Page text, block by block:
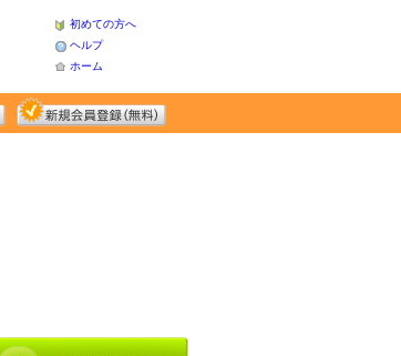
初めての方へ
ヘルプ
ホーム